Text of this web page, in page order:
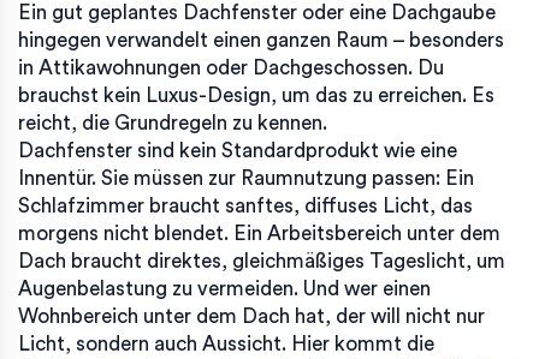
Ein gut geplantes Dachfenster oder eine Dachgaube
hingegen verwandelt einen ganzen Raum – besonders
in Attikawohnungen oder Dachgeschossen. Du
brauchst kein Luxus-Design, um das zu erreichen. Es
reicht, die Grundregeln zu kennen.
Dachfenster sind kein Standardprodukt wie eine
Innentür. Sie müssen zur Raumnutzung passen: Ein
Schlafzimmer braucht sanftes, diffuses Licht, das
morgens nicht blendet. Ein Arbeitsbereich unter dem
Dach braucht direktes, gleichmäßiges Tageslicht, um
Augenbelastung zu vermeiden. Und wer einen
Wohnbereich unter dem Dach hat, der will nicht nur
Licht, sondern auch Aussicht. Hier kommt die